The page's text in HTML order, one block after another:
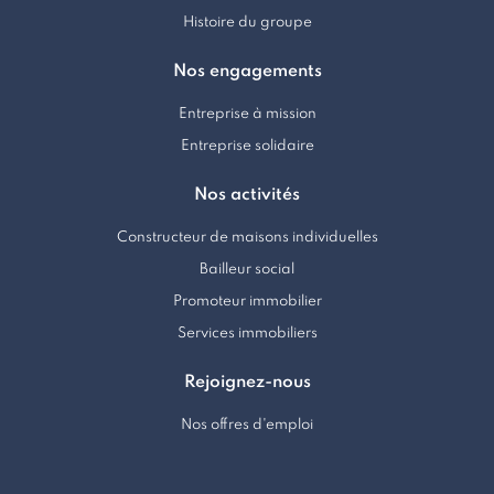
Histoire du groupe
Nos engagements
Entreprise à mission
Entreprise solidaire
Nos activités
Constructeur de maisons individuelles
Bailleur social
Promoteur immobilier
Services immobiliers
Rejoignez-nous
Nos offres d'emploi